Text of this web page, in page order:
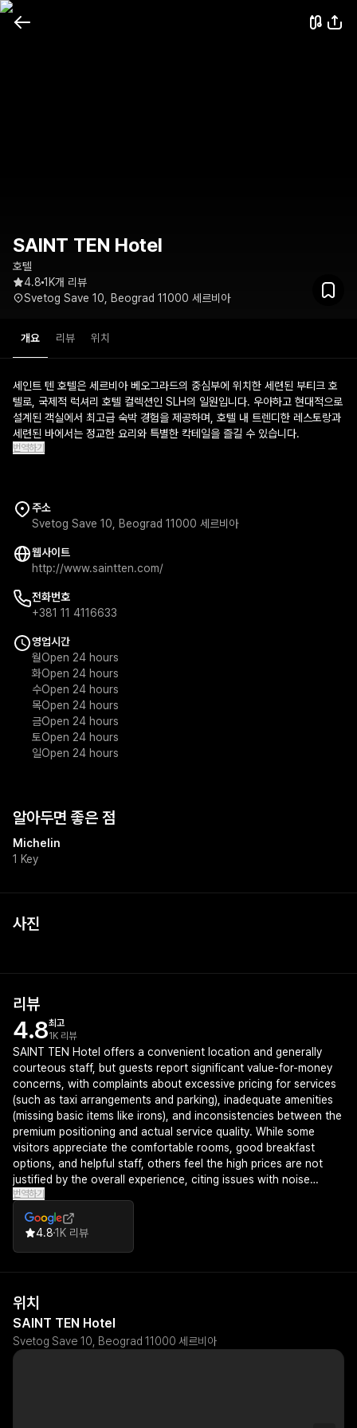
SAINT TEN Hotel
호텔
4.8 1K개 리뷰
Svetog Save 10, Beograd 11000 세르비아
개요 리뷰 위치
세인트 텐 호텔은 세르비아 베오그라드의 중심부에 위치한 세련된 부티크 호
텔로, 국제적 럭셔리 호텔 컬렉션인 SLH의 일원입니다. 우아하고 현대적으로
설계된 객실에서 최고급 숙박 경험을 제공하며, 호텔 내 트렌디한 레스토랑과
세련된 바에서는 정교한 요리와 특별한 칵테일을 즐길 수 있습니다.
번역하기
주소
Svetog Save 10, Beograd 11000 세르비아
웹사이트
http://www.saintten.com/
전화번호
+381 11 4116633
영업시간
월
화
수
목
금
토
일
Open 24 hours
Open 24 hours
Open 24 hours
Open 24 hours
Open 24 hours
Open 24 hours
Open 24 hours
알아두면 좋은 점
Michelin
1 Key
사진
리뷰
4.8최고
1K 리뷰
SAINT TEN Hotel offers a convenient location and generally
courteous staff, but guests report significant value-for-money
concerns, with complaints about excessive pricing for services
(such as taxi arrangements and parking), inadequate amenities
(missing basic items like irons), and inconsistencies between the
premium positioning and actual service quality. While some
visitors appreciate the comfortable rooms, good breakfast
options, and helpful staff, others feel the high prices are not
justified by the overall experience, citing issues with noise
disturbances, underwhelming dining quality, and occasional
lapses in hospitality.
번역하기
4.81K 리뷰
위치
SAINT TEN Hotel
Svetog Save 10, Beograd 11000 세르비아